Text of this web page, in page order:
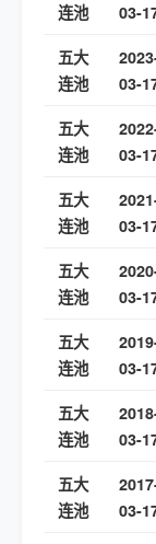
连池
03-
五大
连池
03-
五大
连池
03-
五大
连池
03-
五大
连池
03-
五大
连池
03-
五大
连池
03-
五大
连池
03-